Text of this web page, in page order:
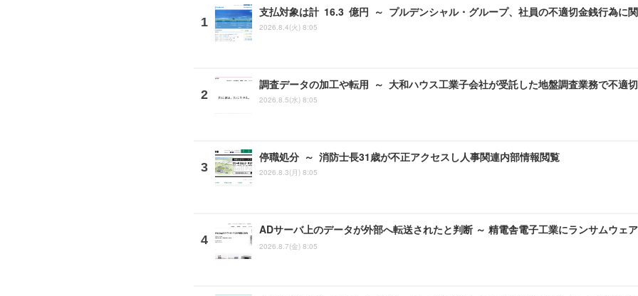
支払対象は計 16.3 億円 ～ プルデンシャル・グループ、社員の不適切金銭行為に
2026.8.4(火) 8:05
調査データの加工や転用 ～ 大和ハウス工業子会社が受託した地盤調査業務で不適
2026.8.5(水) 8:05
停職処分 ～ 消防士長31歳が不正アクセスし人事関連内部情報閲覧
2026.8.3(月) 8:05
ADサーバ上のデータが外部へ転送されたと判断 ～ 精電舎電子工業にランサムウェ
2026.8.7(金) 8:05